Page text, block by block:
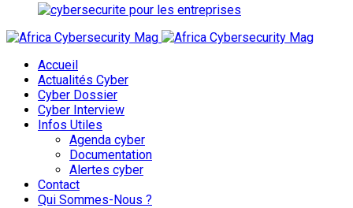
Accueil
Actualités Cyber
Cyber Dossier
Cyber Interview
Infos Utiles
Agenda cyber
Documentation
Alertes cyber
Contact
Qui Sommes-Nous ?